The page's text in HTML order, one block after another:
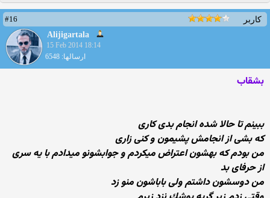
کاربر
#16
Alijigartala
15 Feb 2014 18:14
ارسالها: 6548
بشقاب
ببینم تا حالا شده انجام بدی كاری
كه بشی از انجامش پشیمون و كنی زاری
من بودم كه بهشون اعتراض میكردم و جوابشونو میدادم با یه سری
از حرفای بد
من دوسشون داشتم ولی باباشون منو زد